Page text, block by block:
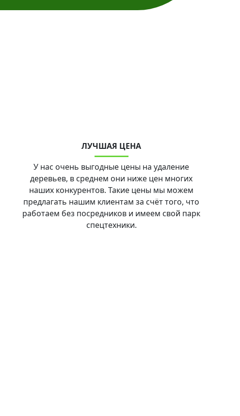
ЛУЧШАЯ ЦЕНА
У нас очень выгодные цены на удаление
деревьев, в среднем они ниже цен многих
наших конкурентов. Такие цены мы можем
предлагать нашим клиентам за счёт того, что
работаем без посредников и имеем свой парк
спецтехники.